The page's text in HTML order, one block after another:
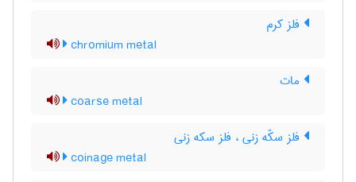
فلز کرم
chromium metal
مات
coarse metal
فلز سکّه زنی ، فلز سکه زنی
coinage metal